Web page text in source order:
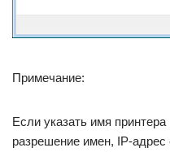
Примечание:
Если указать имя принтера
разрешение имен, IP-